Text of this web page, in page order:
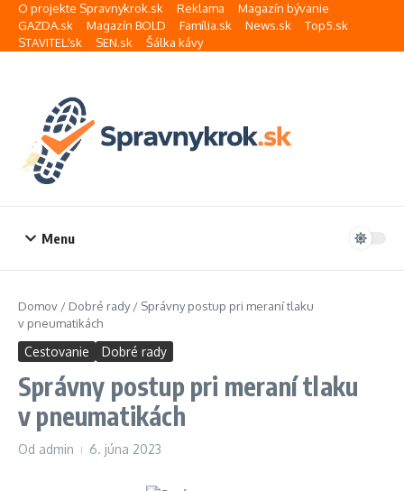
Preskočiť na obsah
O projekte Spravnykrok.sk Reklama
Magazín bývanie
GAZDA.sk
Magazín BOLD Família.sk News.sk
Top5.sk
STAVITEĽ.sk
SEN.sk Šálka kávy
Menu
Domov / Dobré rady/ Správny postup pri meraní tlaku
v pneumatikách
Cestovanie Dobré rady
Správny postup pri meraní tlaku
v pneumatikách
Od admin 6. júna 2023